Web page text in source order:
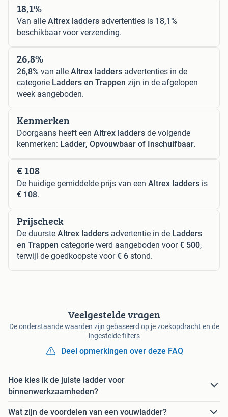
18,1%
Van alle Altrex ladders advertenties is 18,1%
beschikbaar voor verzending.
26,8%
26,8% van alle Altrex ladders advertenties in de
categorie Ladders en Trappen zijn in de afgelopen
week aangeboden.
Kenmerken
Doorgaans heeft een Altrex ladders de volgende
kenmerken: Ladder, Opvouwbaar of Inschuifbaar.
€ 108
De huidige gemiddelde prijs van een Altrex ladders is
€ 108.
Prijscheck
De duurste Altrex ladders advertentie in de Ladders
en Trappen categorie werd aangeboden voor€ 500,
terwijl de goedkoopste voor€ 6 stond.
Veelgestelde vragen
De onderstaande waarden zijn gebaseerd op je zoekopdracht en de
ingestelde filters
Deel opmerkingen over deze FAQ
Hoe kies ik de juiste ladder voor
binnenwerkzaamheden?
Wat zijn de voordelen van een vouwladder?